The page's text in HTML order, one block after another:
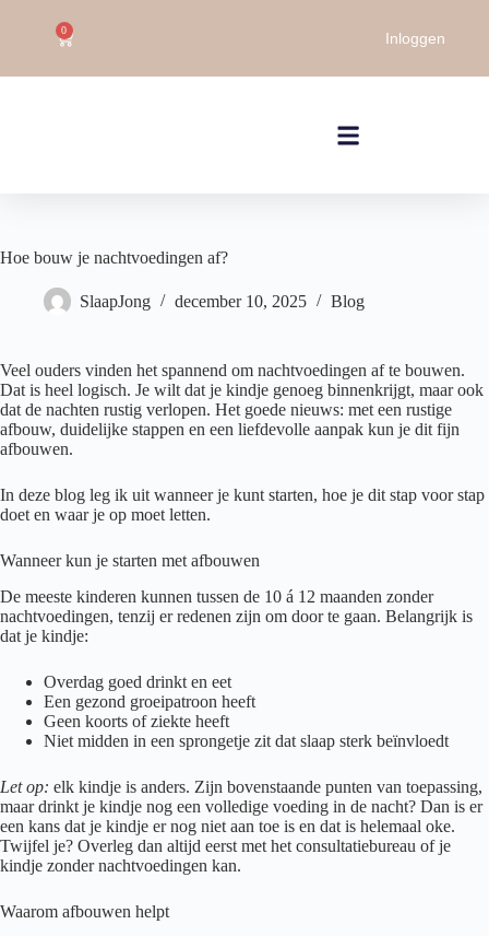
0 Inloggen
Hoe bouw je nachtvoedingen af?
SlaapJong december 10, 2025 Blog
Veel ouders vinden het spannend om nachtvoedingen af te bouwen.
Dat is heel logisch. Je wilt dat je kindje genoeg binnenkrijgt, maar ook
dat de nachten rustig verlopen. Het goede nieuws: met een rustige
afbouw, duidelijke stappen en een liefdevolle aanpak kun je dit fijn
afbouwen.
In deze blog leg ik uit wanneer je kunt starten, hoe je dit stap voor stap
doet en waar je op moet letten.
Wanneer kun je starten met afbouwen
De meeste kinderen kunnen tussen de 10 á 12 maanden zonder
nachtvoedingen, tenzij er redenen zijn om door te gaan. Belangrijk is
dat je kindje:
Overdag goed drinkt en eet
Een gezond groeipatroon heeft
Geen koorts of ziekte heeft
Niet midden in een sprongetje zit dat slaap sterk beïnvloedt
Let op: elk kindje is anders. Zijn bovenstaande punten van toepassing,
maar drinkt je kindje nog een volledige voeding in de nacht? Dan is er
een kans dat je kindje er nog niet aan toe is en dat is helemaal oke.
Twijfel je? Overleg dan altijd eerst met het consultatiebureau of je
kindje zonder nachtvoedingen kan.
Waarom afbouwen helpt